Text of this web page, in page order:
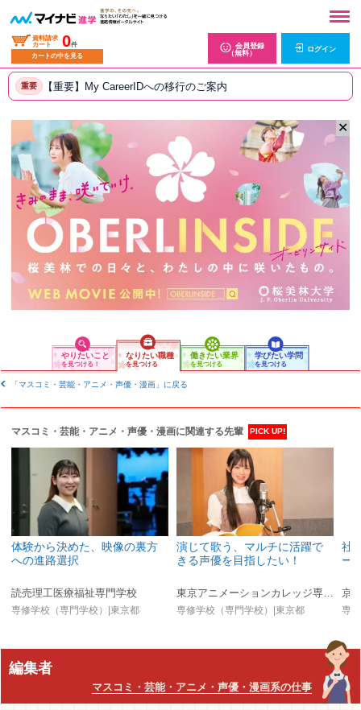
資料請求
カート
0件
カートの中を見る
会員登録
（無料）
ログイン
重要 【重要】My CareerIDへの移行のご案内
✕
やりたいこと
を見つける！
なりたい職種
を見つける
働きたい業界
を見つける
学びたい学問
を見つける
「マスコミ・芸能・アニメ・声優・漫画」に戻る
マスコミ・芸能・アニメ・声優・漫画に関連する先輩 PICK UP!
体験から決めた、映像の裏方
への進路選択
読売理工医療福祉専門学校
専修学校（専門学校）|東京都
演じて歌う、マルチに活躍で
きる声優を目指したい！
専修学校（専門学校）|東京都
社
ー
京
専
編集者
マスコミ・芸能・アニメ・声優・漫画系の仕事